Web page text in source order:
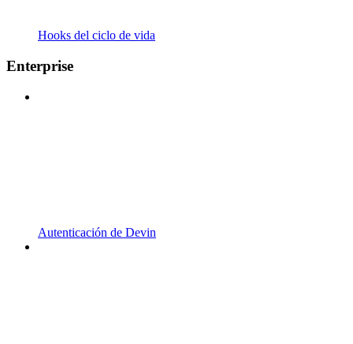
Hooks del ciclo de vida
Enterprise
Autenticación de Devin